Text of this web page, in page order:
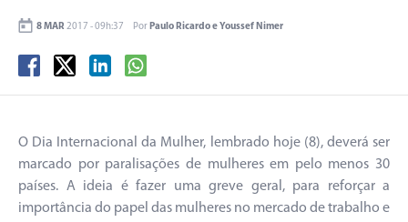
8 MAR 2017 - 09h:37 Por Paulo Ricardo e Youssef Nimer
O Dia Internacional da Mulher, lembrado hoje (8), deverá ser
marcado por paralisações de mulheres em pelo menos 30
países. A ideia é fazer uma greve geral, para reforçar a
importância do papel das mulheres no mercado de trabalho e